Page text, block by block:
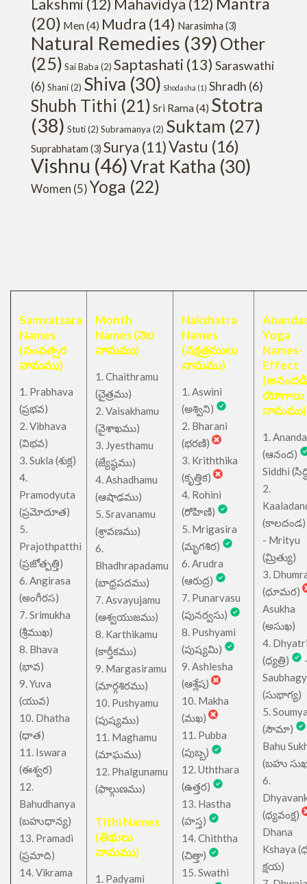
Lakshmi (12) Mahavidya (12)
(20) Men(4) Mudra (14) Narasimha (3)
Natural Remedies (39) Other
(25) Sai Baba (2) Saptashati (13) Saraswathi
(6) Shani(2) Shiva (30) Shodasha (1) Shradh (6)
Shubh Tithi (21) Sri Rama(4) Stotra
(38) Stuti(2) Subramanya (2) Suktam (27)
Suprabhatam (3) Surya (11)Vastu (16)
Vishnu (46)Vrat Katha (30)
Women (5)Yoga (22)
Samvatsara
Names
(సంవత్సర
నామము)
1. Prabhava
(ప్రభవ)
2. Vibhava
(విభవ)
3. Sukla (శుక్ల)
4.
Pramodyuta
(ప్రమోదూత)
5.
Prajothpatthi
(ప్రజోత్పత్తి)
6. Angirasa
(అంగీరస)
7. Srimukha
(శ్రీముఖ)
8. Bhava
(భావ)
9. Yuva
(యువ)
10. Dhatha
(ధాత)
11. Iswara
(ఈశ్వర)
12.
Bahudhanya
(బహుధాన్య)
13. Pramadi
(ప్రమాది)
14. Vikrama
Month
Names (నెల
నామము)
1. Chaithramu
(చైత్రము)
2. Vaisakhamu
(వైశాఖము)
3. Jyesthamu
(జ్యేష్ఠము)
4. Ashadhamu
(ఆషాఢము)
5. Sravanamu
(శ్రావణము)
6.
Bhadhrapadamu
(బాధ్రపదము)
7. Asvayujamu
(ఆశ్వయుజము)
8. Karthikamu
(కార్తీకము)
9. Margasiramu
(మార్గశిరము)
10. Pushyamu
(పుష్యము)
11. Maghamu
(మాఘము)
12. Phalgunamu
(ఫాల్గుణము)
Tithi Names
(తిథులు
నామము)
1. Padyami
Nakshatra
Names
(నక్షత్రములు
నామము)
1. Aswini
(అశ్విని)
2. Bharani
(భరణి)
3. Kriththika
(కృత్తిక)
4. Rohini
(రోహిణి)
5. Mrigasira
(మృగశిర)
6. Arudra
(ఆరుద్ర)
7. Punarvasu
(పునర్వసు)
8. Pushyami
(పుష్యమి)
9. Ashlesha
(ఆశ్లేష)
10. Makha
(మఖ)
11. Pubba
(పుబ్బ)
12. Uththara
(ఉత్తర)
13. Hastha
(హస్త)
14. Chiththa
(చిత్తా)
15. Swathi
Yoga
Names-
Effect
(అనందడి
యోగాలు
నామము)
1. Ananda
(ఆనంద)
Siddhi
2.
(కాలదండ)
- Mrityu
(మ్రిత్యు)
3.
(ధూమర)
Asukha
(అసుఖ)
4.
(ధ్యత్రి)
(సుభాగ్య)
5.
(సౌమా)
Bahu
(బహు
6.
(ధ్యవంక్ష)
Dhana
Kshaya
క్షయ)